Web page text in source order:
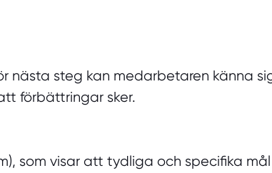
nästa steg kan medarbetaren känna
förbättringar sker.
som visar att tydliga och specifika